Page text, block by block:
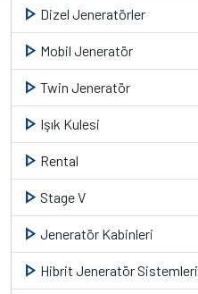
play_arrow Dizel Jeneratörler
play_arrow Mobil Jeneratör
play_arrow Twin Jeneratör
play_arrow Işık Kulesi
play_arrow Rental
play_arrow Stage V
play_arrow Jeneratör Kabinleri
play_arrow Hibrit Jeneratör Sistemleri